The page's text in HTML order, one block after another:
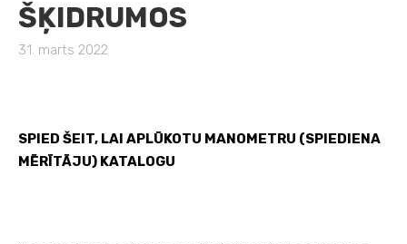
ŠĶIDRUMOS
31. marts 2022
SPIED ŠEIT, LAI APLŪKOTU MANOMETRU (SPIEDIENA
MĒRĪTĀJU) KATALOGU